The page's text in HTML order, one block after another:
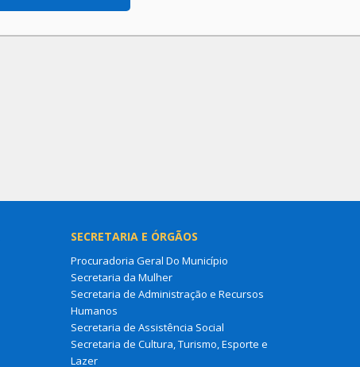
SECRETARIA E ÓRGÃOS
Procuradoria Geral Do Município
Secretaria da Mulher
Secretaria de Administração e Recursos
Humanos
Secretaria de Assistência Social
Secretaria de Cultura, Turismo, Esporte e
Lazer